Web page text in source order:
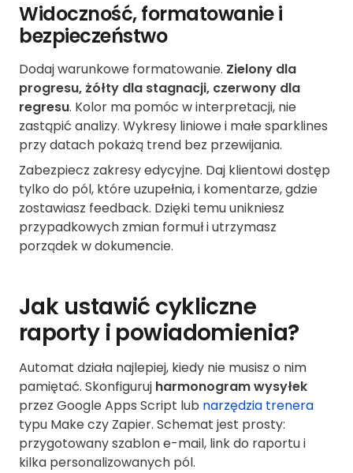
Widoczność, formatowanie i
bezpieczeństwo
Dodaj warunkowe formatowanie. Zielony dla
progresu, żółty dla stagnacji, czerwony dla
regresu. Kolor ma pomóc w interpretacji, nie
zastąpić analizy. Wykresy liniowe i małe sparklines
przy datach pokażą trend bez przewijania.
Zabezpiecz zakresy edycyjne. Daj klientowi dostęp
tylko do pól, które uzupełnia, i komentarze, gdzie
zostawiasz feedback. Dzięki temu unikniesz
przypadkowych zmian formuł i utrzymasz
porządek w dokumencie.
Jak ustawić cykliczne
raporty i powiadomienia?
Automat działa najlepiej, kiedy nie musisz o nim
pamiętać. Skonfiguruj harmonogram wysyłek
przez Google Apps Script lub narzędzia trenera
typu Make czy Zapier. Schemat jest prosty:
przygotowany szablon e-mail, link do raportu i
kilka personalizowanych pól.